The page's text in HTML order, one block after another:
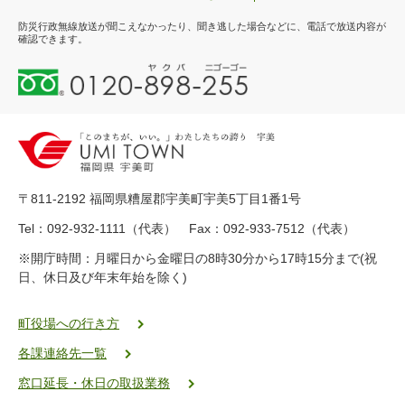
防災行政無線放送が聞こえなかったり、聞き逃した場合などに、電話で放送内容が
確認できます。
0
1
-
8
-
5
5
ク
二
ゴ
〒811-2192 福岡県糟屋郡宇美町宇美5丁目1番1号
Tel：092-932-1111（代表） Fax：092-933-7512（代表）
※開庁時間：月曜日から金曜日の8時30分から17時15分まで(祝
日、休日及び年末年始を除く)
町役場への行き方
各課連絡先一覧
窓口延長・休日の取扱業務